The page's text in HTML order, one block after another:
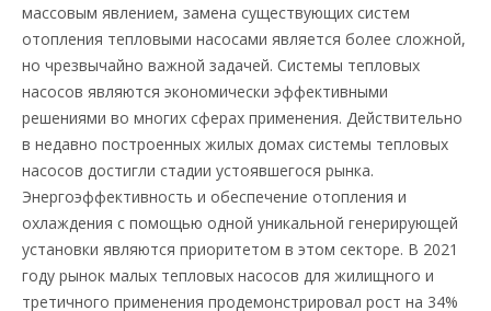
массовым явлением, замена существующих систем
отопления тепловыми насосами является более сложной,
но чрезвычайно важной задачей. Системы тепловых
насосов являются экономически эффективными
решениями во многих сферах применения. Действительно
в недавно построенных жилых домах системы тепловых
насосов достигли стадии устоявшегося рынка.
Энергоэффективность и обеспечение отопления и
охлаждения с помощью одной уникальной генерирующей
установки являются приоритетом в этом секторе. В 2021
году рынок малых тепловых насосов для жилищного и
третичного применения продемонстрировал рост на 34%